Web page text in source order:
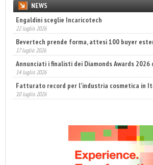
NEWS
Engaldini sceglie Incaricotech
22 luglio 2026
Bevertech prende forma, attesi 100 buyer
17 luglio 2026
Annunciati i finalisti dei Diamonds Awards 2026
14 luglio 2026
Fatturato record per l'industria cosmetica in
10 luglio 2026